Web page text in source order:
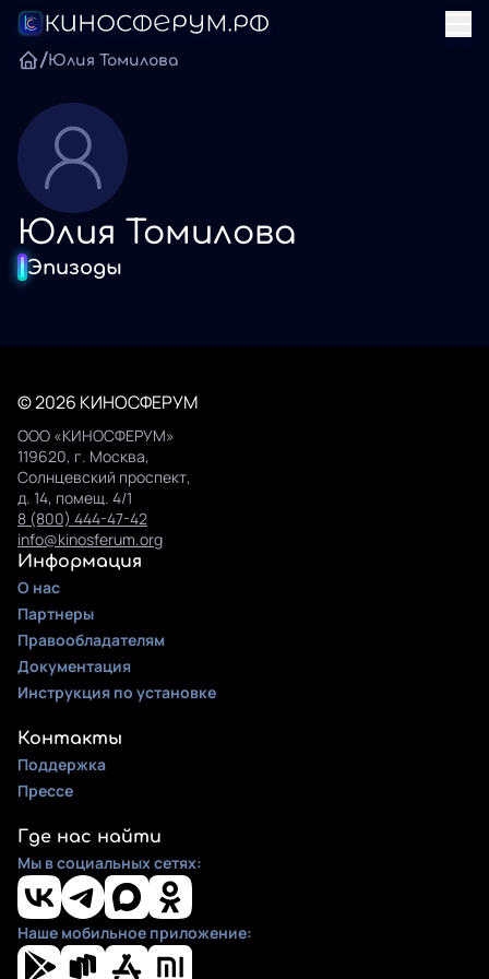
/Юлия Томилова
Юлия Томилова
Эпизоды
© 2026 КИНОСФЕРУМ
ООО «КИНОСФЕРУМ»
119620, г. Москва,
Солнцевский проспект,
д. 14, помещ. 4/1
8 (800) 444-47-42
info@kinosferum.org
Информация
О нас
Партнеры
Правообладателям
Документация
Инструкция по установке
Контакты
Поддержка
Прессе
Где нас найти
Мы в социальных сетях:
Наше мобильное приложение: